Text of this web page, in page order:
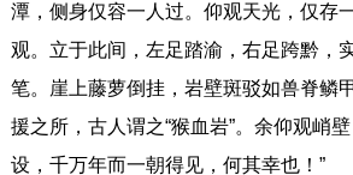
潭，侧身仅容一人过。仰观天光，仅存
观。立于此间，左足踏渝，右足跨黔，
笔。崖上藤萝倒挂，岩壁斑驳如兽脊鳞
援之所，古人谓之“猴血岩”。余仰观峭
设，千万年而一朝得见，何其幸也！”